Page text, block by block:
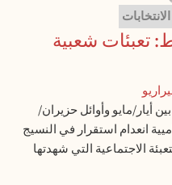
الانتخابات
تعبئات شعبية
أيار/مايو وأوائل حزيران/
ديناميية انعدام استقرار في النسيج
الاجتماعية التي شهدتها